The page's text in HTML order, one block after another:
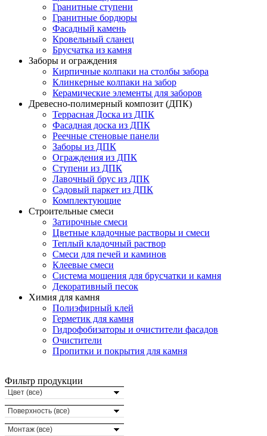
Гранитные ступени
Гранитные бордюры
Фасадный камень
Кровельный сланец
Брусчатка из камня
Заборы и ограждения
Кирпичные колпаки на столбы забора
Клинкерные колпаки на забор
Керамические элементы для заборов
Древесно-полимерный композит (ДПК)
Террасная Доска из ДПК
Фасадная доска из ДПК
Реечные стеновые панели
Заборы из ДПК
Ограждения из ДПК
Ступени из ДПК
Лавочный брус из ДПК
Садовый паркет из ДПК
Комплектующие
Строительные смеси
Затирочные смеси
Цветные кладочные растворы и смеси
Теплый кладочный раствор
Смеси для печей и каминов
Клеевые смеси
Система мощения для брусчатки и камня
Декоративный песок
Химия для камня
Полиэфирный клей
Герметик для камня
Гидрофобизаторы и очистители фасадов
Очистители
Пропитки и покрытия для камня
Фильтр продукции
Цвет (все)
Поверхность (все)
Монтаж (все)